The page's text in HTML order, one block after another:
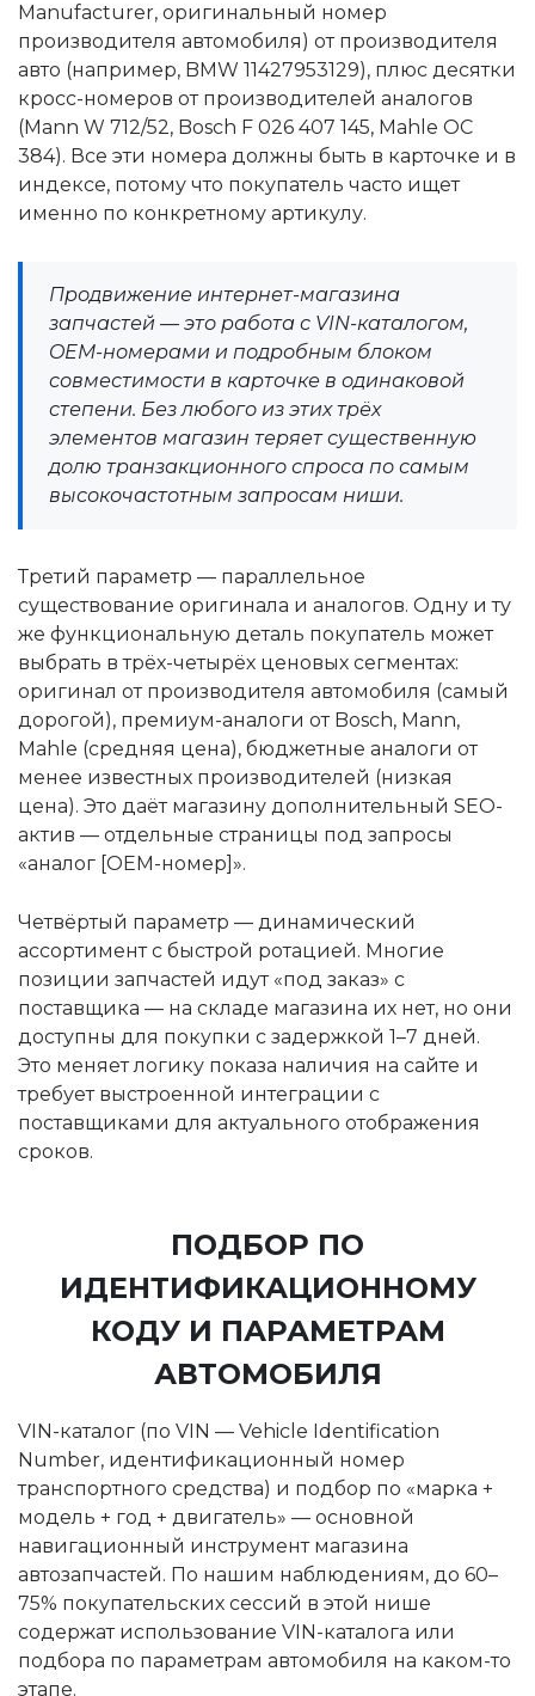
Manufacturer, оригинальный номер
производителя автомобиля) от производителя
авто (например, BMW 11427953129), плюс десятки
кросс-номеров от производителей аналогов
(Mann W 712/52, Bosch F 026 407 145, Mahle OC
384). Все эти номера должны быть в карточке и в
индексе, потому что покупатель часто ищет
именно по конкретному артикулу.
Продвижение интернет-магазина
запчастей — это работа с VIN-каталогом,
OEM-номерами и подробным блоком
совместимости в карточке в одинаковой
степени. Без любого из этих трёх
элементов магазин теряет существенную
долю транзакционного спроса по самым
высокочастотным запросам ниши.
Третий параметр — параллельное
существование оригинала и аналогов. Одну и ту
же функциональную деталь покупатель может
выбрать в трёх-четырёх ценовых сегментах:
оригинал от производителя автомобиля (самый
дорогой), премиум-аналоги от Bosch, Mann,
Mahle (средняя цена), бюджетные аналоги от
менее известных производителей (низкая
цена). Это даёт магазину дополнительный SEO-
актив — отдельные страницы под запросы
«аналог [OEM-номер]».
Четвёртый параметр — динамический
ассортимент с быстрой ротацией. Многие
позиции запчастей идут «под заказ» с
поставщика — на складе магазина их нет, но они
доступны для покупки с задержкой 1–7 дней.
Это меняет логику показа наличия на сайте и
требует выстроенной интеграции с
поставщиками для актуального отображения
сроков.
ПОДБОР ПО
ИДЕНТИФИКАЦИОННОМУ
КОДУ И ПАРАМЕТРАМ
АВТОМОБИЛЯ
VIN-каталог (по VIN — Vehicle Identification
Number, идентификационный номер
транспортного средства) и подбор по «марка +
модель + год + двигатель» — основной
навигационный инструмент магазина
автозапчастей. По нашим наблюдениям, до 60–
75% покупательских сессий в этой нише
содержат использование VIN-каталога или
подбора по параметрам автомобиля на каком-то
этапе.